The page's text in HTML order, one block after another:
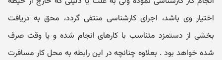
اختیار وی باشد، اجرای کارشناسی منتفی گردد، محق به دریافت
بخشی از دستمزد متناسب با کارهای انجام شده و یا وقت صرف
شده خواهد بود . بعلاوه چنانچه در این رابطه به محل کار مسافرت